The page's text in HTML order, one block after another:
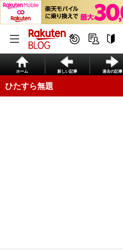
ホーム 新しい記事 過去の記事
ひたすら無題